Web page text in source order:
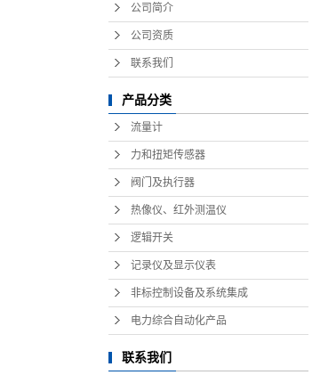
公司简介
公司资质
联系我们
产品分类
流量计
力和扭矩传感器
阀门及执行器
热像仪、红外测温仪
逻辑开关
记录仪及显示仪表
非标控制设备及系统集成
电力综合自动化产品
联系我们